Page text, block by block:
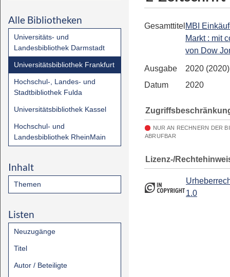
Alle Bibliotheken
Universitäts- und
Landesbibliothek Darmstadt
Universitätsbibliothek Frankfurt
Hochschul-, Landes- und
Stadtbibliothek Fulda
Universitätsbibliothek Kassel
Hochschul- und
Landesbibliothek RheinMain
Inhalt
Themen
Listen
Neuzugänge
Titel
Autor / Beteiligte
Gesamttitel MBI
Markt : mit
von Dow
Ausgabe
2020
Datum
2020
NUR AN RECHNERN DER
ABRUFBAR
Lizenz-/
1.0